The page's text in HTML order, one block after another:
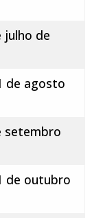
julho de
de agosto
setembro
de outubro